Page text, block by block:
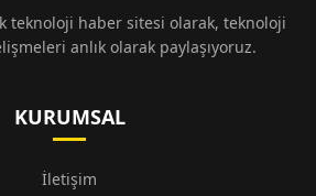
teknoloji haber sitesi olarak, teknoloji
anlık olarak paylaşıyoruz.
KURUMSAL
İletişim